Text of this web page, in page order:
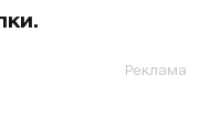
Реклама